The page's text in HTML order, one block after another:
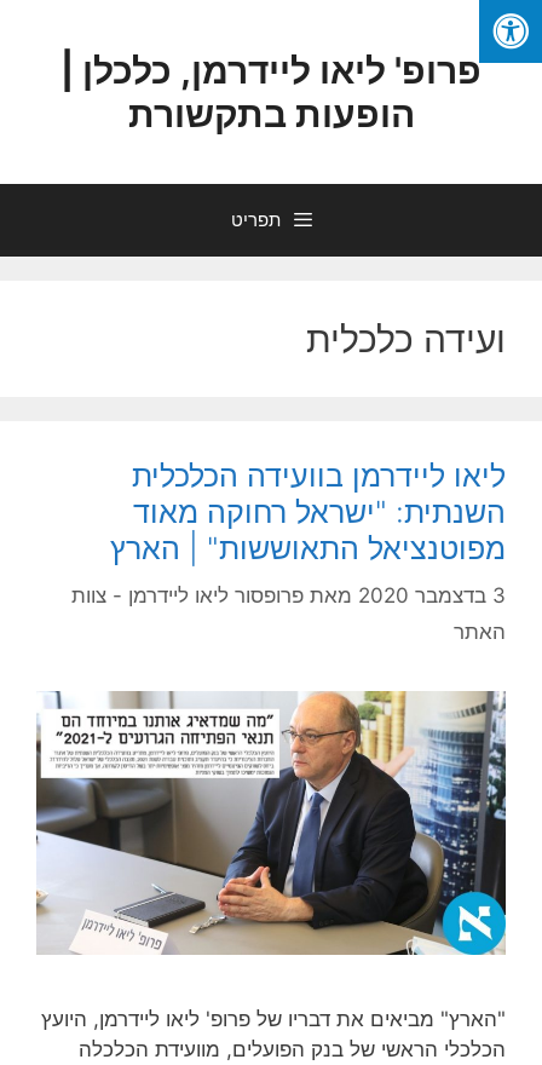
פרופ' ליאו ליידרמן, כלכלן |
הופעות בתקשורת
תפריט
ועידה כלכלית
ליאו ליידרמן בוועידה הכלכלית
השנתית: "ישראל רחוקה מאוד
מפוטנציאל התאוששות" | הארץ
3 בדצמבר 2020 מאת פרופסור ליאו ליידרמן - צוות
האתר
"הארץ" מביאים את דבריו של פרופ' ליאו ליידרמן, היועץ
הכלכלי הראשי של בנק הפועלים, מוועידת הכלכלה